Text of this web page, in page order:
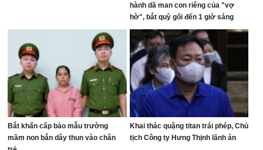
hành dã man con riêng của "vợ
hờ", bắt quỳ gối đến 1 giờ sáng
Bắt khẩn cấp bảo mẫu trường
mầm non bắn dây thun vào chân
Khai thác quặng titan trái phép, Chủ
tịch Công ty Hưng Thịnh lãnh án